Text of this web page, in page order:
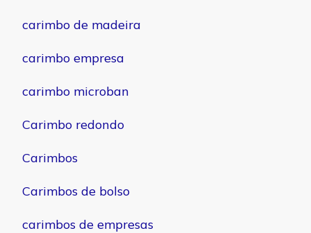
carimbo de madeira
carimbo empresa
carimbo microban
Carimbo redondo
Carimbos
Carimbos de bolso
carimbos de empresas